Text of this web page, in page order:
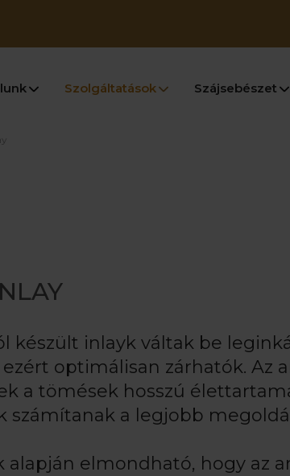
Szolgáltatások Szájsebészet
készült inlayk váltak be
optimálisan zárhatók. Az
a tömések hosszú
számítanak a legjobb
elmondható, hogy az